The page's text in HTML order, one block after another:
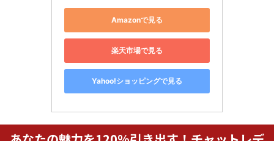
Amazonで見る
楽天市場で見る
Yahoo!ショッピングで見る